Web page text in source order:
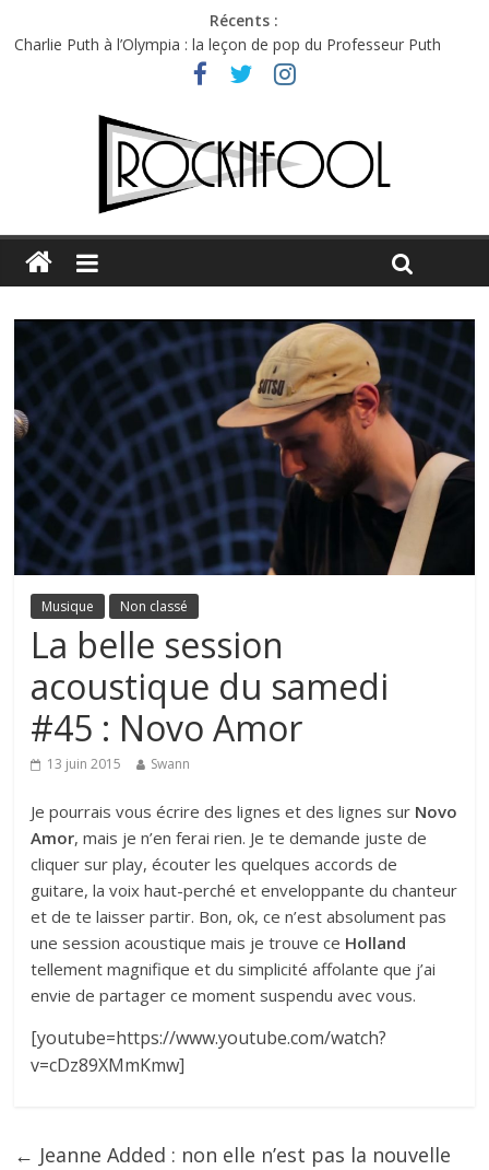
Récents :
Charlie Puth à l’Olympia : la leçon de pop du Professeur Puth
Festival Triptyque : un nouveau festival de musique indépendant
Hellfest 2026 vendredi : température et émotions en hausse
Hellfest 2026 jeudi : impossible de choisir entre chaleur et bonne
Première édition du Midgard Festival : entre bière, métal et
Musique Non classé
La belle session
acoustique du samedi
#45 : Novo Amor
13 juin 2015 Swann
Je pourrais vous écrire des lignes et des lignes sur Novo
Amor, mais je n’en ferai rien. Je te demande juste de
cliquer sur play, écouter les quelques accords de
guitare, la voix haut-perché et enveloppante du chanteur
et de te laisser partir. Bon, ok, ce n’est absolument pas
une session acoustique mais je trouve ce Holland
tellement magnifique et du simplicité affolante que j’ai
envie de partager ce moment suspendu avec vous.
[youtube=https://www.youtube.com/watch?
v=cDz89XMmKmw]
← Jeanne Added : non elle n’est pas la nouvelle